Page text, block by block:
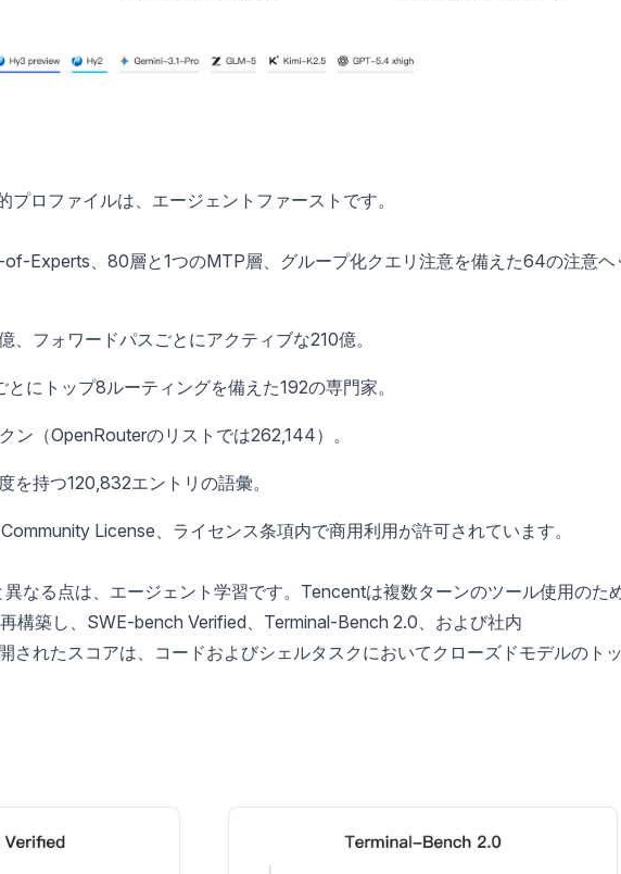
プロファイルは、エージェントファーストです。
of-Experts、80層と1つのMTP層、グループ化クエリ注意を備えた64の注意ヘ
、フォワードパスごとにアクティブな210億。
とにトップ8ルーティングを備えた192の専門家。
ン（OpenRouterのリストでは262,144）。
を持つ120,832エントリの語彙。
License、ライセンス条項内で商用利用が許可されています。
なる点は、エージェント学習です。Tencentは複数ターンのツール使用のた
構築し、SWE-bench Verified、Terminal-Bench 2.0、および社内
されたスコアは、コードおよびシェルタスクにおいてクローズドモデルのト